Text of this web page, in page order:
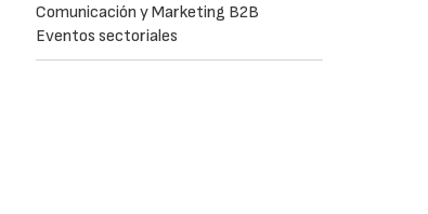
Comunicación y Marketing B2B
Eventos sectoriales